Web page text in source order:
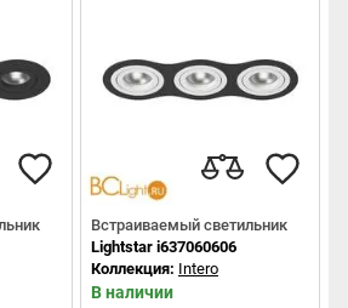
Встраиваемый светильник
Lightstar i637060606
Коллекция: Intero
В наличии